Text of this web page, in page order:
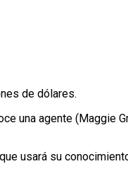
de dólares.
una agente (Maggie
usará su